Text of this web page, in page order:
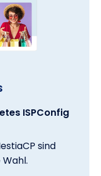
ISPConfig
sind